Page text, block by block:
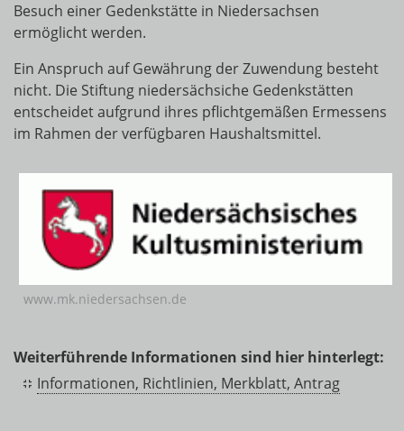
Besuch einer Gedenkstätte in Niedersachsen
ermöglicht werden.
Ein Anspruch auf Gewährung der Zuwendung besteht
nicht. Die Stiftung niedersächsiche Gedenkstätten
entscheidet aufgrund ihres pflichtgemäßen Ermessens
im Rahmen der verfügbaren Haushaltsmittel.
www.mk.niedersachsen.de
Weiterführende Informationen sind hier hinterlegt:
Informationen, Richtlinien, Merkblatt, Antrag